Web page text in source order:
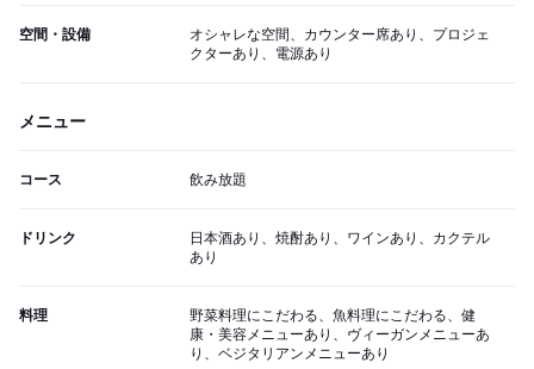
空間・設備
オシャレな空間、カウンター席あり、プロジェ
クターあり、電源あり
メニュー
コース 飲み放題
ドリンク
日本酒あり、焼酎あり、ワインあり、カクテル
あり
料理
野菜料理にこだわる、魚料理にこだわる、健
康・美容メニューあり、ヴィーガンメニューあ
り、ベジタリアンメニューあり